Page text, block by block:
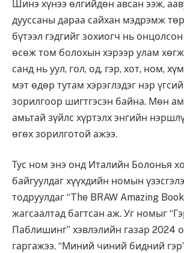
Шинэ хүнээ өлгийдөн авсан ээж,
дууссаны дараа сайхан мэдрэмж
бүтээл гэдгийг зохиогч нь
өсөж том болохын хэрээр улам
санд нь уул, гол, од, гэр, хот, ном,
мэт өдөр тутам хэрэглэдэг нэр
зорилгоор шигтгэсэн байна. Мөн
амьтай зүйлс хүртэлх энгийн
өгөх зорилготой ажээ.
Тус ном энэ онд Италийн Болонья
байгуулдаг хүүхдийн номын
тодруулдаг “The BRAW Amazing
жагсаалтад багтсан аж. Уг номыг
Паблишинг” хэвлэлийн газар 2024
гаргажээ. “Миний чиний бидний